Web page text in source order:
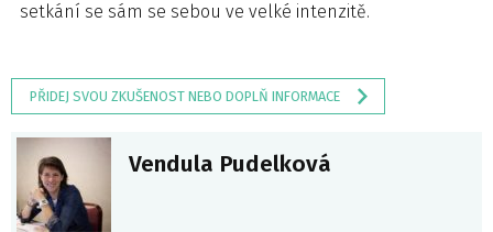
setkání se sám se sebou ve velké intenzitě.
PŘIDEJ SVOU ZKUŠENOST NEBO DOPLŇ INFORMACE
Vendula Pudelková